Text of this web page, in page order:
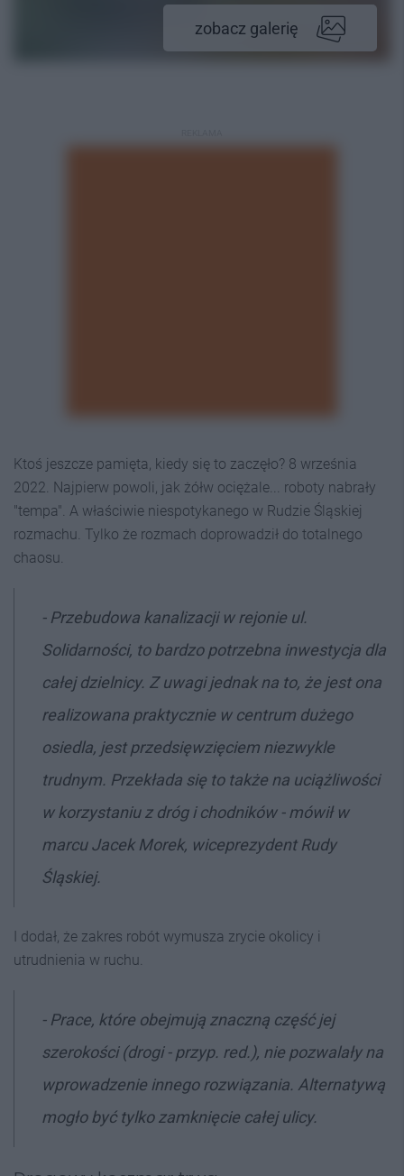
zobacz galerię
Ktoś jeszcze pamięta, kiedy się to zaczęło? 8 września
2022. Najpierw powoli, jak żółw ociężale... roboty nabrały
"tempa". A właściwie niespotykanego w Rudzie Śląskiej
rozmachu. Tylko że rozmach doprowadził do totalnego
chaosu.
- Przebudowa kanalizacji w rejonie ul.
Solidarności, to bardzo potrzebna inwestycja dla
całej dzielnicy. Z uwagi jednak na to, że jest ona
realizowana praktycznie w centrum dużego
osiedla, jest przedsięwzięciem niezwykle
trudnym. Przekłada się to także na uciążliwości
w korzystaniu z dróg i chodników - mówił w
marcu Jacek Morek, wiceprezydent Rudy
Śląskiej.
I dodał, że zakres robót wymusza zrycie okolicy i
utrudnienia w ruchu.
- Prace, które obejmują znaczną część jej
szerokości (drogi - przyp. red.), nie pozwalały na
wprowadzenie innego rozwiązania. Alternatywą
mogło być tylko zamknięcie całej ulicy.